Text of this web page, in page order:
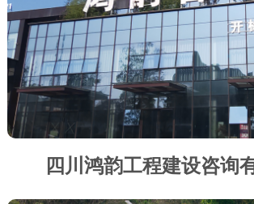
四川鸿韵工程建设咨询